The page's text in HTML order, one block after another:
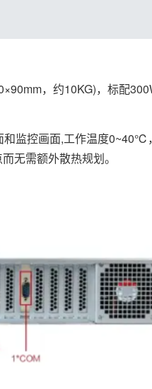
，约10KG)，标配
监控画面,工作温度0~40℃
无需额外散热规划。